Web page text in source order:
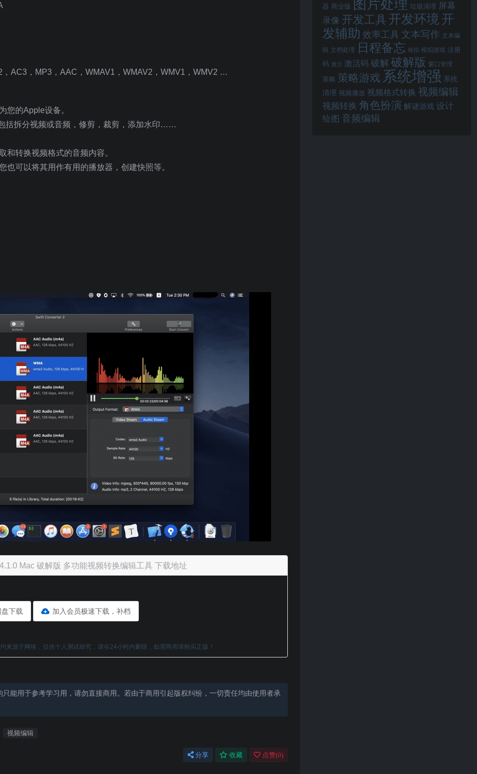
AC3，MP3，AAC，WMAV1，WMAV2，WMV1，WMV2 …
您的Apple设备。
括拆分视频或音频，修剪，裁剪，添加水印……
和转换视频格式的音频内容。
可以将其用作有用的播放器，创建快照等。
Mac 破解版 多功能视频转换编辑工具 下载地址
下载 加入会员极速下载，补档
来源于网络，仅供个人测试研究，请在24小时内删除，如需商用请购买正版！
能用于参考学习用，请勿直接商用。若由于商用引起版权纠纷，一切责任均由使用者承
视频编辑
分享 收藏 点赞(0)
器 商业版 图片处理 垃圾清理 屏幕
录像 开发工具 开发环境 开
发辅助 效率工具 文本写作 文本编
辑 文档处理 日程备忘 模拟 模拟游戏 注册
码 激活 激活码 破解 破解版 窗口管理
策略 策略游戏 系统增强 系统
清理 视频播放 视频格式转换 视频编辑
视频转换 角色扮演 解谜游戏 设计
绘图 音频编辑